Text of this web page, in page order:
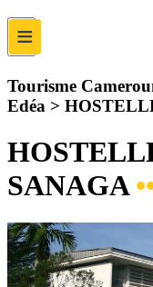
≡
Tourisme
Edéa >
SANAGA